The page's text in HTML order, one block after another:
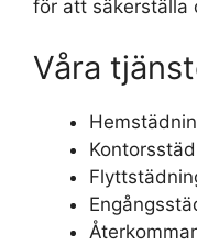
för att säkerställa
Våra